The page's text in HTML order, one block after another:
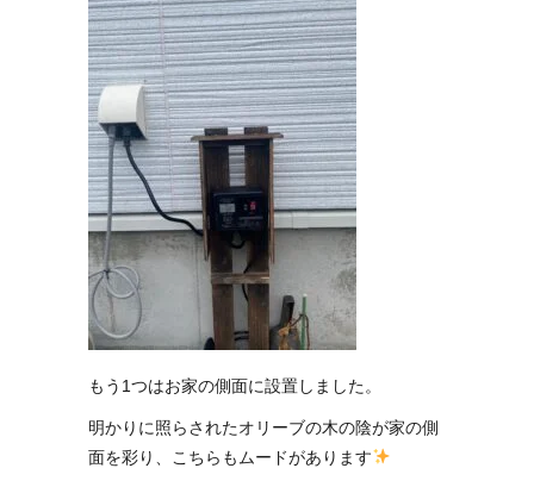
もう1つはお家の側面に設置しました。
明かりに照らされたオリーブの木の陰が家の側
面を彩り、こちらもムードがあります